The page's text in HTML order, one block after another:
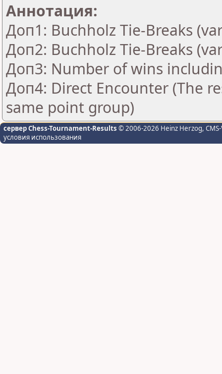
Аннотация:
Доп1: Buchholz Tie-Breaks
Доп2: Buchholz Tie-Breaks
Доп3: Number of wins
Доп4: Direct Encounter (The
same point group)
сервер Chess-Tournament-Results © 2006-2026 Heinz Herzog,
условия использования